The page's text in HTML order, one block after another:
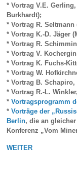
* Vortrag V.E.
Burkhardt);
* Vortrag R. Seltmann
* Vortrag K.-D. Jäger
* Vortrag R.
* Vortrag V.
* Vortrag K. Fuchs-
* Vortrag W.
* Vortrag B. Schapiro,
* Vortrag R.-L.
*Vortragsprogramm
*Vorträge der
Berlin, die an
Konferenz „Vom
WEITER